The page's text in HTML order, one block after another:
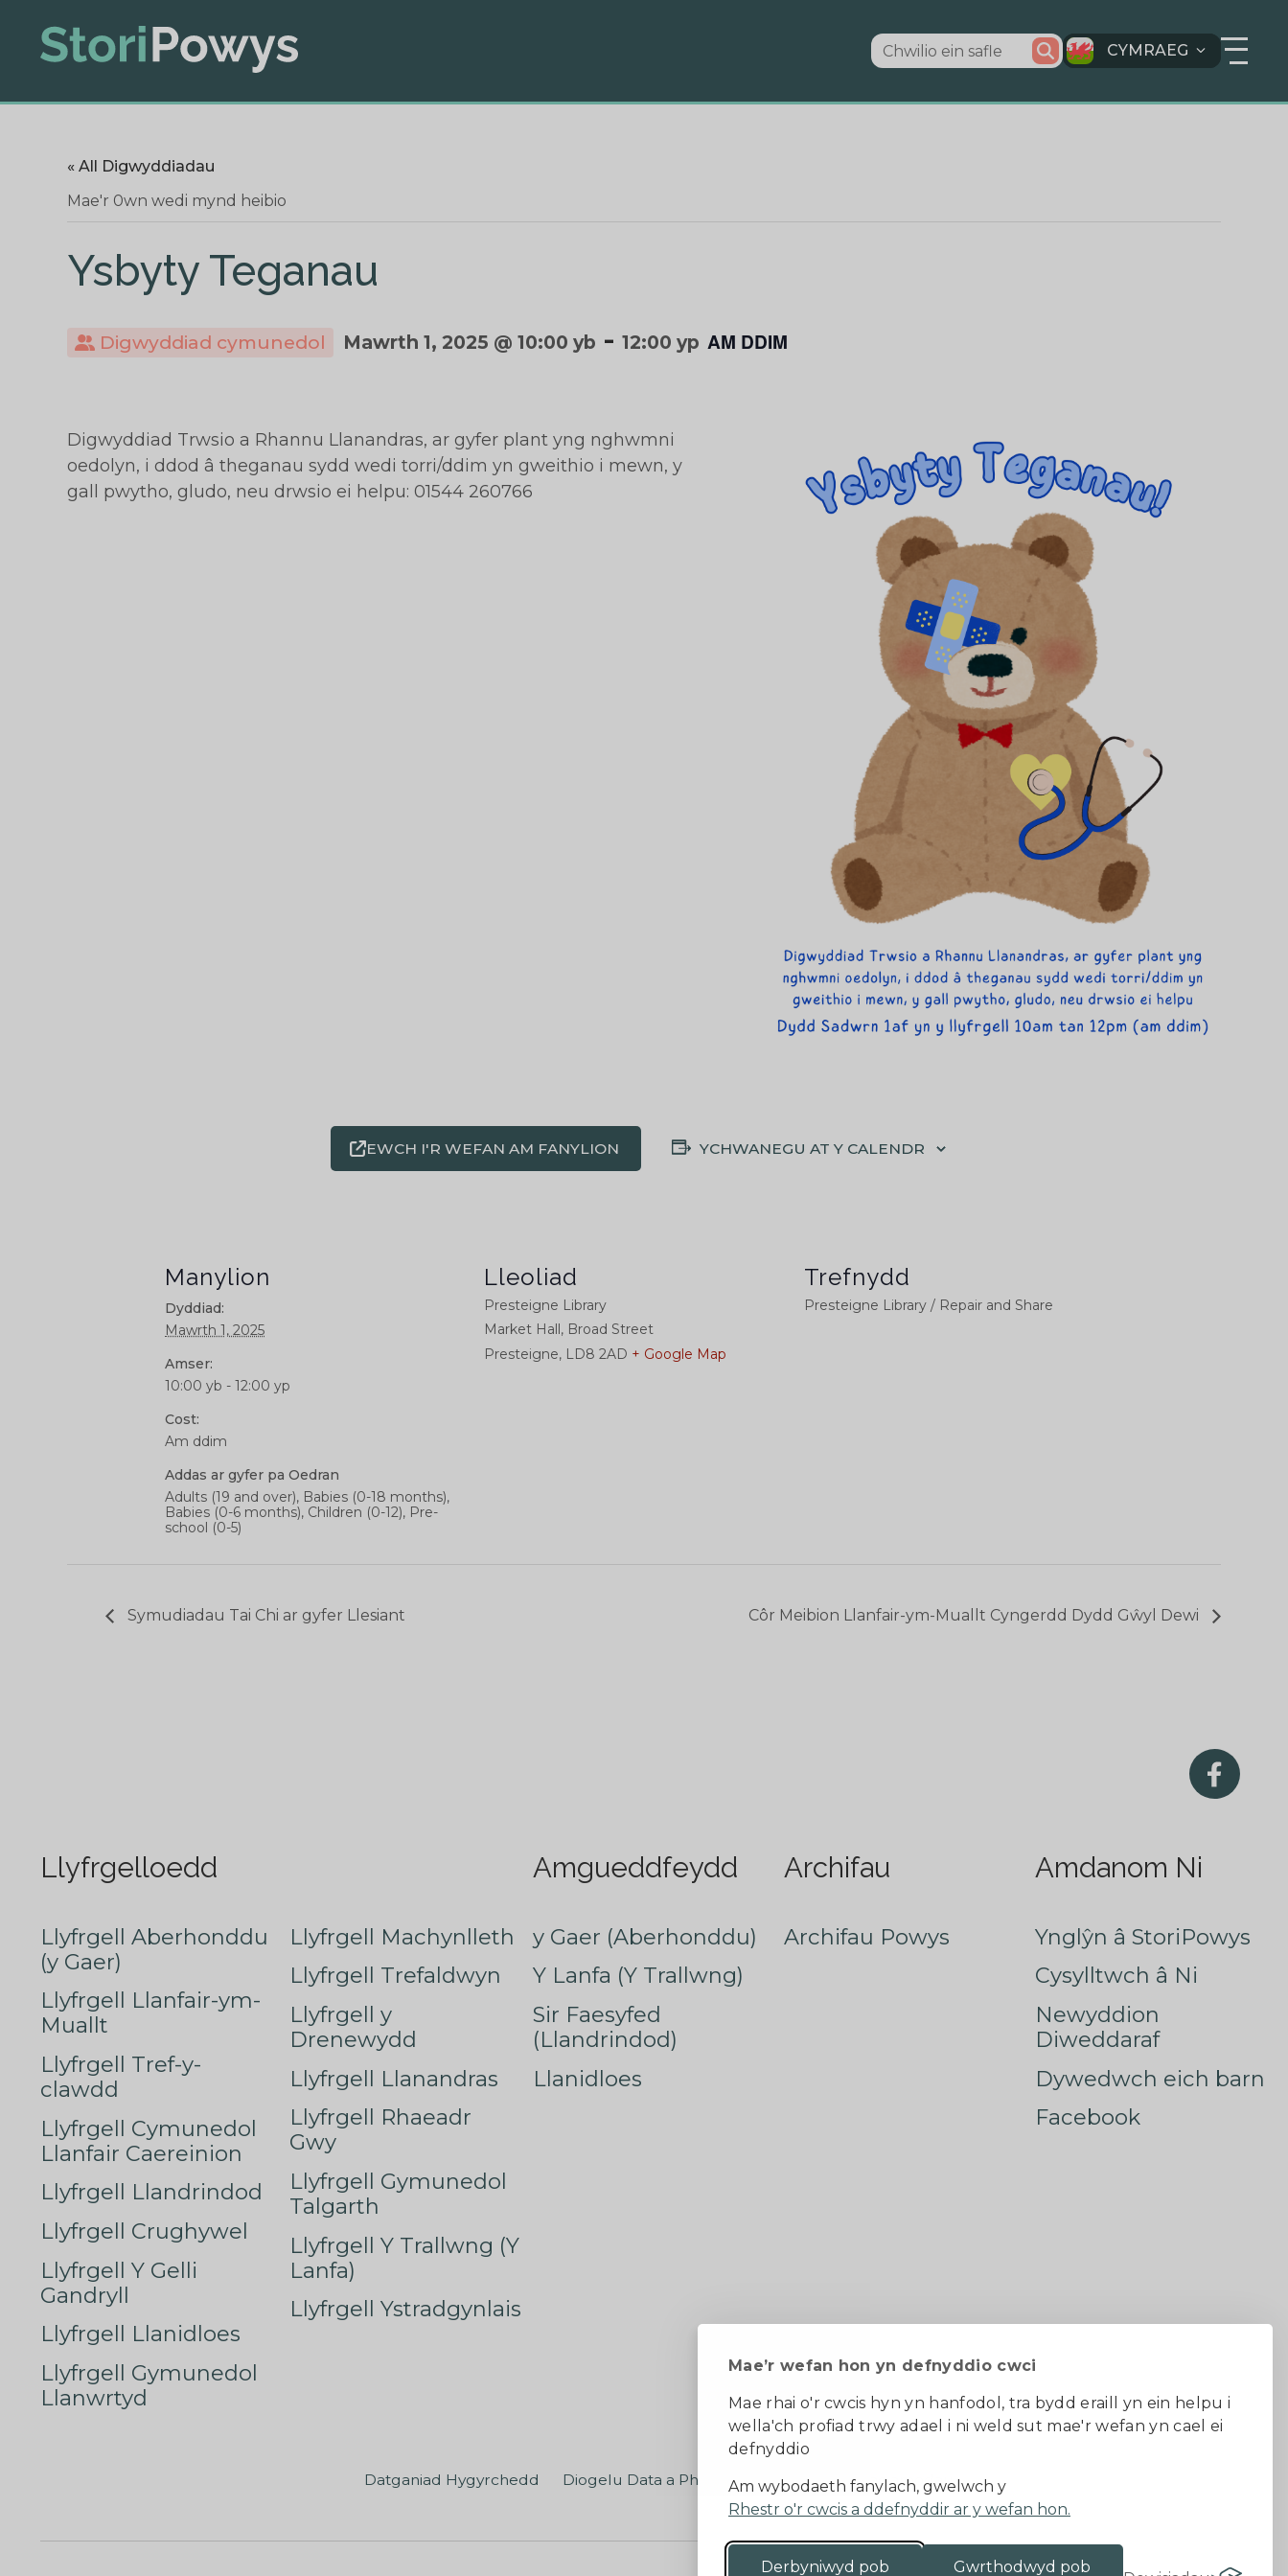
Mae’r wefan hon yn defnyddio cwci
Mae rhai o'r cwcis hyn yn hanfodol, tra bydd eraill yn ein helpu i
wella'ch profiad trwy adael i ni weld sut mae'r wefan yn cael ei
defnyddio
Am wybodaeth fanylach, gwelwch y
Rhestr o'r cwcis a ddefnyddir ar y wefan hon.
Derbyniwyd pob Gwrthodwyd pob
CYMRAEG
« All Digwyddiadau
Mae'r 0wn wedi mynd heibio
Ysbyty Teganau
Digwyddiad cymunedol Mawrth 1, 2025 @ 10:00 yb -12:00 yp AM DDIM
Digwyddiad Trwsio a Rhannu Llanandras, ar gyfer plant yng nghwmni
oedolyn, i ddod â theganau sydd wedi torri/ddim yn gweithio i mewn, y
gall pwytho, gludo, neu drwsio ei helpu: 01544 260766
EWCH I'R WEFAN AM FANYLION YCHWANEGU AT Y CALENDR
Manylion
Dyddiad:
Mawrth 1, 2025
Amser:
10:00 yb - 12:00 yp
Cost:
Am ddim
Addas ar gyfer pa Oedran
Adults (19 and over), Babies (0-18 months),
Babies (0-6 months), Children (0-12), Pre-
school (0-5)
Lleoliad
Presteigne Library
Market Hall, Broad Street
Presteigne, LD8 2AD + Google Map
Trefnydd
Presteigne Library / Repair and Share
Symudiadau Tai Chi ar gyfer Llesiant Côr Meibion Llanfair-ym-Muallt Cyngerdd Dydd Gŵyl Dewi
Llyfrgelloedd
Llyfrgell Aberhonddu
(y Gaer)
Llyfrgell Llanfair-ym-
Muallt
Llyfrgell Tref-y-
clawdd
Llyfrgell Cymunedol
Llanfair Caereinion
Llyfrgell Llandrindod
Llyfrgell Crughywel
Llyfrgell Y Gelli
Gandryll
Llyfrgell Llanidloes
Llyfrgell Gymunedol
Llanwrtyd
Llyfrgell Machynlleth
Llyfrgell Trefaldwyn
Llyfrgell y
Drenewydd
Llyfrgell Llanandras
Llyfrgell Rhaeadr
Gwy
Llyfrgell Gymunedol
Talgarth
Llyfrgell Y Trallwng (Y
Lanfa)
Llyfrgell Ystradgynlais
Amgueddfeydd
y Gaer (Aberhonddu)
Y Lanfa (Y Trallwng)
Sir Faesyfed
(Llandrindod)
Llanidloes
Archifau
Archifau Powys
Amdanom Ni
Ynglŷn â StoriPowys
Cysylltwch â Ni
Newyddion
Diweddaraf
Dywedwch eich barn
Facebook
Datganiad Hygyrchedd Diogelu Data a Phreifatrwydd Telerau ac amodau